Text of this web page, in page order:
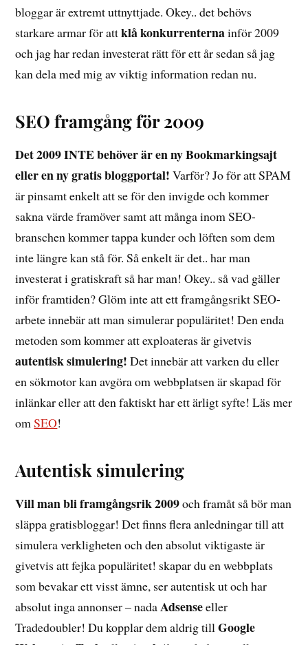
bloggar är extremt uttnyttjade. Okey.. det behövs
starkare armar för attklå konkurrenternainför 2009
och jag har redan investerat rätt för ett år sedan så jag
kan dela med mig av viktig information redan nu.
SEO framgång för 2009
Det 2009 INTE behöver är en ny Bookmarkingsajt
eller en ny gratis bloggportal! Varför? Jo för att SPAM
är pinsamt enkelt att se för den invigde och kommer
sakna värde framöver samt att många inom SEO-
branschen kommer tappa kunder och löften som dem
inte längre kan stå för. Så enkelt är det.. har man
investerat i gratiskraft så har man! Okey.. så vad gäller
inför framtiden? Glöm inte att ett framgångsrikt SEO-
arbete innebär att man simulerar populäritet! Den enda
metoden som kommer att exploateras är givetvis
autentisk simulering! Det innebär att varken du eller
en sökmotor kan avgöra om webbplatsen är skapad för
inlänkar eller att den faktiskt har ett ärligt syfte! Läs mer
omSEO!
Autentisk simulering
Vill man bli framgångsrik 2009och framåt så bör man
släppa gratisbloggar! Det finns flera anledningar till att
simulera verkligheten och den absolut viktigaste är
givetvis att fejka populäritet! skapar du en webbplats
som bevakar ett visst ämne, ser autentisk ut och har
absolut inga annonser – nadaAdsenseeller
Tradedoubler! Du kopplar dem aldrig tillGoogle